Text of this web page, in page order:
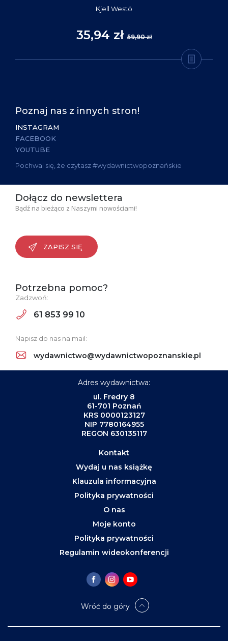
Kjell Westö
35,94 zł 59,90 zł
Poznaj nas z innych stron!
INSTAGRAM
FACEBOOK
YOUTUBE
Pochwal się, że czytasz #wydawnictwopoznańskie
Dołącz do newslettera
Bądź na bieżąco z Naszymi nowościami!
ZAPISZ SIĘ
Potrzebna pomoc?
Zadzwoń:
61 853 99 10
Napisz do nas na mail:
wydawnictwo@wydawnictwopoznanskie.pl
Adres wydawnictwa:
ul. Fredry 8
61-701 Poznań
KRS 0000123127
NIP 7780164955
REGON 630135117
Kontakt
Wydaj u nas książkę
Klauzula informacyjna
Polityka prywatności
O nas
Moje konto
Polityka prywatności
Regulamin wideokonferencji
Wróć do góry